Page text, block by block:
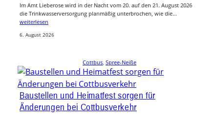
Im Amt Lieberose wird in der Nacht vom 20. auf den 21. August 2026
die Trinkwasserversorgung planmäßig unterbrochen, wie die…
weiterlesen
6. August 2026
Cottbus Spree-Neiße
Baustellen und Heimatfest sorgen für
Änderungen bei Cottbusverkehr